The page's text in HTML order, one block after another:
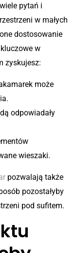
pytań i
w małych
dostosowanie
w
zyskujesz:
może
odpowiadały
wieszaki.
pozwalają także
pozostałyby
pod sufitem.